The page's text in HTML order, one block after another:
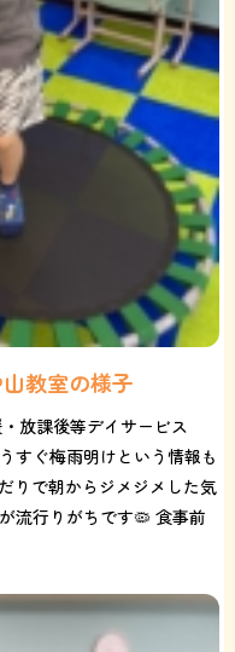
教室の様子
放課後等デイサービス
すぐ梅雨明けという情報も
りで朝からジメジメした気
流行りがちです🦠 食事前